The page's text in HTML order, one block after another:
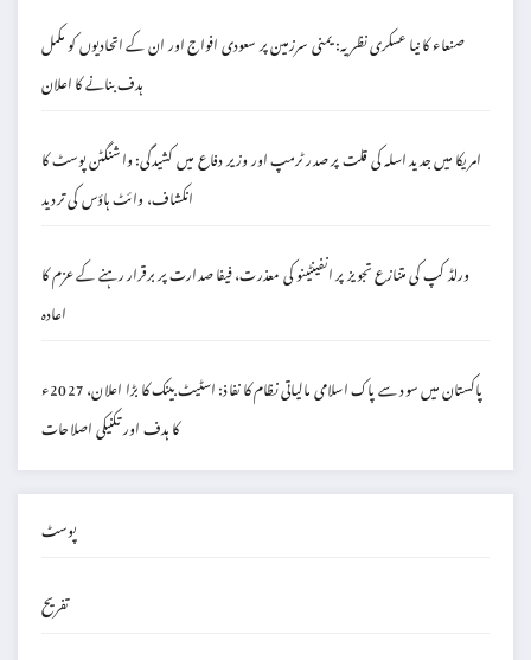
صنعاء کا نیا عسکری نظریہ: یمنی سرزمین پر سعودی افواج اور ان کے اتحادیوں کو مکمل
ہدف بنانے کا اعلان
امریکا میں جدید اسلہ کی قلت پر صدر ٹرمپ اور وزیر دفاع میں کشیدگی: واشنگٹن پوسٹ کا
انکشاف، وائٹ ہاؤس کی تردید
ورلڈ کپ کی متنازع تجویز پر انفینٹینو کی معذرت، فیفا صدارت پر برقرار رہنے کے عزم کا
اعادہ
پاکستان میں سود سے پاک اسلامی مالیاتی نظام کا نفاذ: اسٹیٹ بینک کا بڑا اعلان، 2027ء
کا ہدف اور تکنیکی اصلاحات
پوسٹ
تفریح